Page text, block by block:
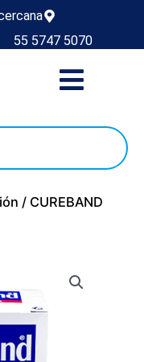
55 5747 5070
/ CUREBAND